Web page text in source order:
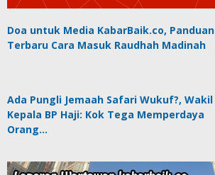
Doa untuk Media KabarBaik.co, Panduan
Terbaru Cara Masuk Raudhah Madinah
Ada Pungli Jemaah Safari Wukuf?, Wakil
Kepala BP Haji: Kok Tega Memperdaya
Orang…